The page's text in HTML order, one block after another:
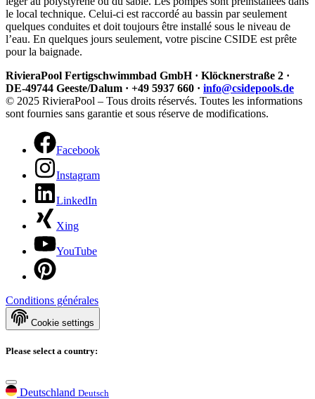
le local technique. Celui-ci est raccordé au bassin par seulement
quelques conduites et doit toujours être installé sous le niveau de
l’eau. En quelques jours seulement, votre piscine CSIDE est prête
pour la baignade.
RivieraPool Fertigschwimmbad GmbH · Klöcknerstraße 2 ·
DE-49744 Geeste/Dalum · +49 5937 660 · info@csidepools.de
© 2025 RivieraPool – Tous droits réservés. Toutes les informations
sont fournies sans garantie et sous réserve de modifications.
Facebook
Instagram
LinkedIn
Xing
YouTube
Conditions générales
Cookie settings
Please select a country:
Deutschland Deutsch